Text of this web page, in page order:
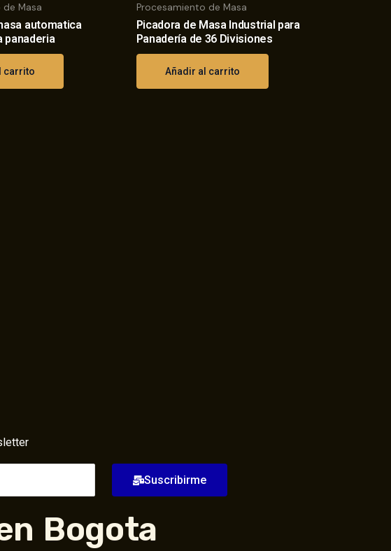
Masa
automatica
panaderia
carrito
Procesamiento de Masa
Picadora de Masa Industrial para
Panadería de 36 Divisiones
Añadir al carrito
Suscribirme
Bogota